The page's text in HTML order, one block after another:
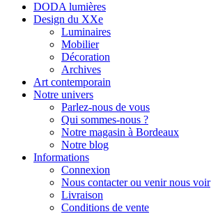
DODA lumières
Design du XXe
Luminaires
Mobilier
Décoration
Archives
Art contemporain
Notre univers
Parlez-nous de vous
Qui sommes-nous ?
Notre magasin à Bordeaux
Notre blog
Informations
Connexion
Nous contacter ou venir nous voir
Livraison
Conditions de vente